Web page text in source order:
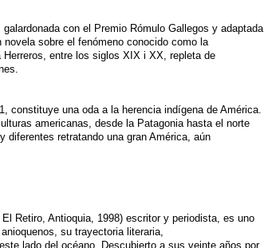
galardonada con el Premio Rómulo Gallegos y adaptada
sobre el fenómeno conocido como la
entre los siglos XIX i XX, repleta de
constituye una oda a la herencia indígena de América.
americanas, desde la Patagonia hasta el norte
diferentes retratando una gran América, aún
Retiro, Antioquia, 1998) escritor y periodista, es uno
su trayectoria literaria,
lado del océano. Descubierto a sus veinte años por